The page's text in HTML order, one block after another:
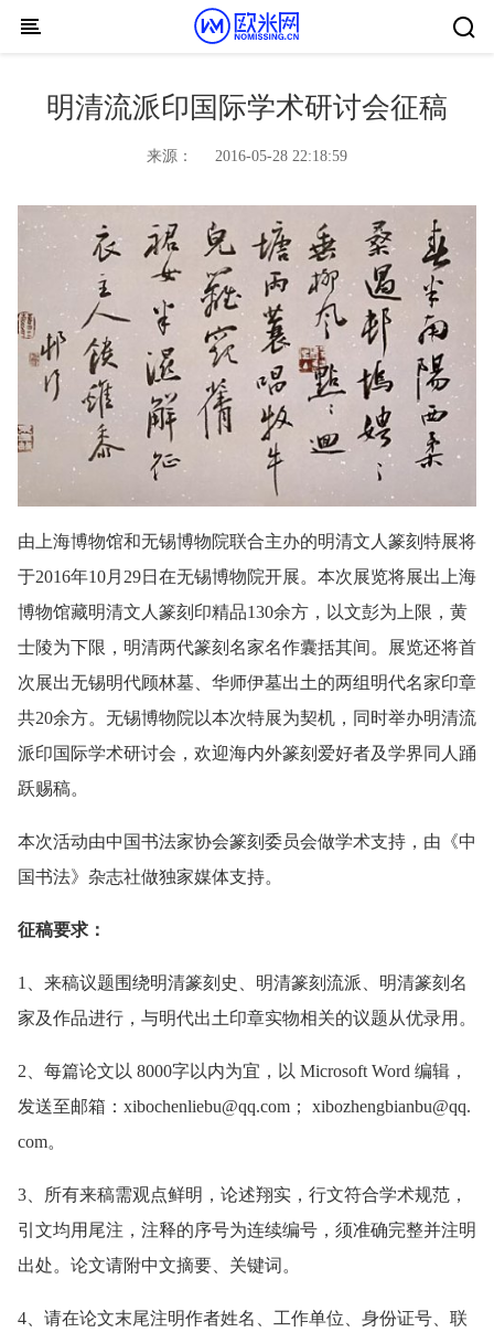
Skip to content
明清流派印国际学术研讨会征稿
来源： 2016-05-28 22:18:59
由上海博物馆和无锡博物院联合主办的明清文人篆刻特展将
于2016年10月29日在无锡博物院开展。本次展览将展出上海
博物馆藏明清文人篆刻印精品130余方，以文彭为上限，黄
士陵为下限，明清两代篆刻名家名作囊括其间。展览还将首
次展出无锡明代顾林墓、华师伊墓出土的两组明代名家印章
共20余方。无锡博物院以本次特展为契机，同时举办明清流
派印国际学术研讨会，欢迎海内外篆刻爱好者及学界同人踊
跃赐稿。
本次活动由中国书法家协会篆刻委员会做学术支持，由《中
国书法》杂志社做独家媒体支持。
征稿要求：
1、来稿议题围绕明清篆刻史、明清篆刻流派、明清篆刻名
家及作品进行，与明代出土印章实物相关的议题从优录用。
2、每篇论文以 8000字以内为宜，以 Microsoft Word 编辑，
发送至邮箱：xibochenliebu@qq.com； xibozhengbianbu@qq.
com。
3、所有来稿需观点鲜明，论述翔实，行文符合学术规范，
引文均用尾注，注释的序号为连续编号，须准确完整并注明
出处。论文请附中文摘要、关键词。
4、请在论文末尾注明作者姓名、工作单位、身份证号、联